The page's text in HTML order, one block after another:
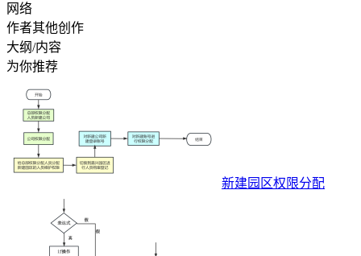
网络
作者其他创作
大纲/内容
为你推荐
新建园区权限分配